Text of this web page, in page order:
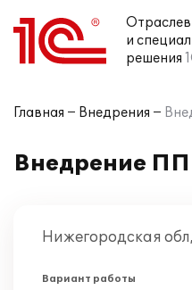
и
решения
Главная Внедрения
Внедрение ПП
Нижегородская
Вариант работы